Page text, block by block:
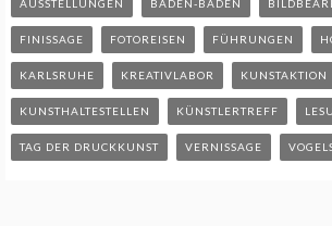
AUSSTELLUNGEN BADEN-BADEN
FINISSAGE FOTOREISEN FÜHRUNGEN
KARLSRUHE KREATIVLABOR KUNSTAKTION
KUNSTHALTESTELLEN KÜNSTLERTREFF
TAG DER DRUCKKUNST VERNISSAGE